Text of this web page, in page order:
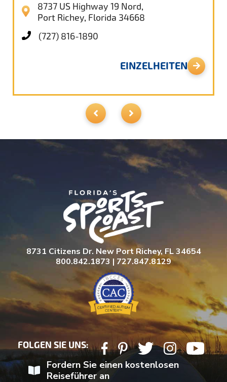
8737 US Highway 19 Nord,
Port Richey, Florida 34668
(727) 816-1890
EINZELHEITEN
8731 Citizens Dr. New Port Richey, FL 34654
800.842.1873 | 727.847.8129
FOLGEN SIE UNS:
Fordern Sie einen kostenlosen
Reiseführer an